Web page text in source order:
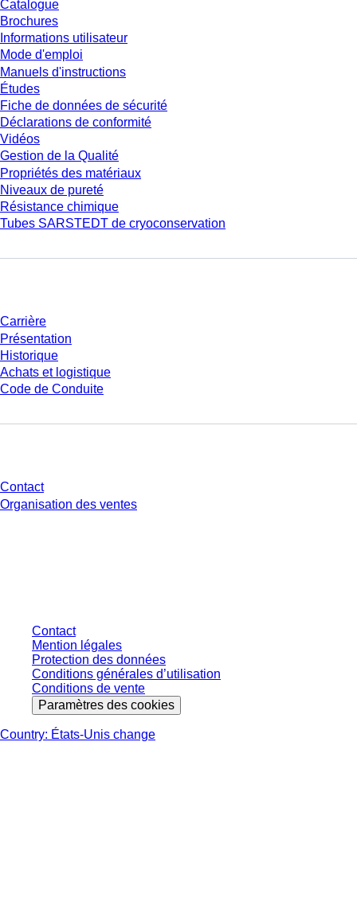
Catalogue
Brochures
Informations utilisateur
Mode d'emploi
Manuels d'instructions
Études
Fiche de données de sécurité
Déclarations de conformité
Vidéos
Gestion de la Qualité
Propriétés des matériaux
Niveaux de pureté
Résistance chimique
Tubes SARSTEDT de cryoconservation
Carrière
Présentation
Historique
Achats et logistique
Code de Conduite
Contact
Organisation des ventes
Contact
Mention légales
Protection des données
Conditions générales d’utilisation
Conditions de vente
Paramètres des cookies
Country: États-Unis change